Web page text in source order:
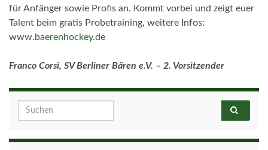
für Anfänger sowie Profis an. Kommt vorbei und zeigt euer
Talent beim gratis Probetraining, weitere Infos:
www.baerenhockey.de
Franco Corsi, SV Berliner Bären e.V. – 2. Vorsitzender
Search for: